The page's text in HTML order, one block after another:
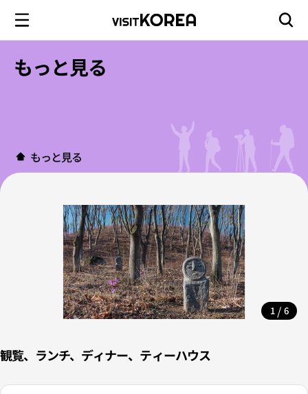
もっと見る
もっと見る
1 / 6
観覧、ランチ、ディナー、ティーハウス